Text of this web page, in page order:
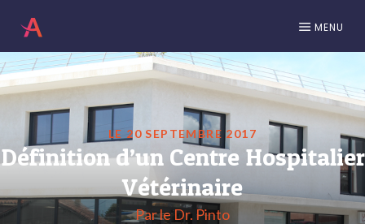
MENU
LE 20 SEPTEMBRE 2017
Définition d’un Centre Hospitalier
Vétérinaire
Par le Dr. Pinto